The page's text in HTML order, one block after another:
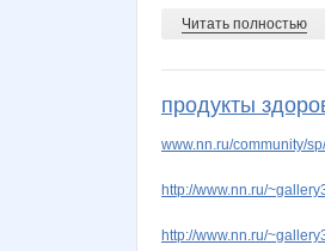
Читать полностью
продукты
www.nn.ru/community/
http://www.nn.ru/
http://www.nn.ru/